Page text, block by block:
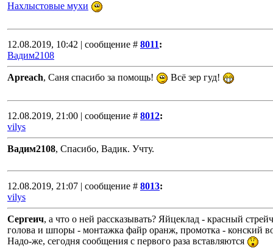
Нахлыстовые мухи
12.08.2019, 10:42 | сообщение # 8011:
Вадим2108
Apreach, Саня спасибо за помощь! Всё зер гуд!
12.08.2019, 21:00 | сообщение # 8012:
vilys
Вадим2108, Спасибо, Вадик. Учту.
12.08.2019, 21:07 | сообщение # 8013:
vilys
Сергеич, а что о ней рассказывать? Яйцеклад - красный
голова и шпоры - монтажка файр
Надо-же, сегодня сообщения с первого раза вставляются